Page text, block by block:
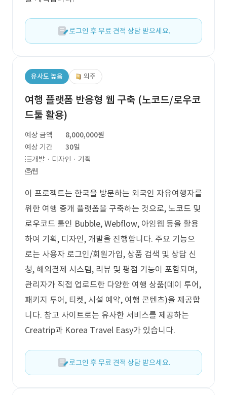
로그인 후 무료 견적 상담 받으세요.
유사도 높음 외주
여행 플랫폼 반응형 웹 구축 (노코드/로우코
드툴 활용)
예상 금액
8,000,000원
예상 기간
30일
개발 · 디자인 · 기획
웹
이 프로젝트는 한국을 방문하는 외국인 자유여행자를
위한 여행 중개 플랫폼을 구축하는 것으로, 노코드 및
로우코드 툴인 Bubble, Webflow, 아임웹 등을 활용
하여 기획, 디자인, 개발을 진행합니다. 주요 기능으
로는 사용자 로그인/회원가입, 상품 검색 및 상담 신
청, 해외결제 시스템, 리뷰 및 평점 기능이 포함되며,
관리자가 직접 업로드한 다양한 여행 상품(데이 투어,
패키지 투어, 티켓, 시설 예약, 여행 콘텐츠)을 제공합
니다. 참고 사이트로는 유사한 서비스를 제공하는
Creatrip과 Korea Travel Easy가 있습니다.
로그인 후 무료 견적 상담 받으세요.